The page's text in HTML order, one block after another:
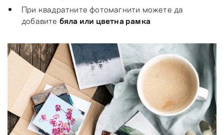
При квадратните фотомагнити можете да
добавите бяла или цветна рамка